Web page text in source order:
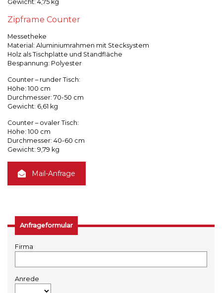
Gewicht: 4,75 kg
Zipframe Counter
Messetheke
Material: Aluminiumrahmen mit Stecksystem
Holz als Tischplatte und Standfläche
Bespannung: Polyester
Counter – runder Tisch:
Höhe: 100 cm
Durchmesser: 70-50 cm
Gewicht: 6,61 kg
Counter – ovaler Tisch:
Höhe: 100 cm
Durchmesser: 40-60 cm
Gewicht: 9,79 kg
Mail-Anfrage
Anfrageformular
Firma
Anrede